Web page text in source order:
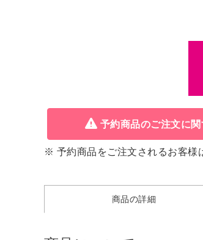
予約商品のご注文に
※ 予約商品をご注文されるお客様
商品の詳細